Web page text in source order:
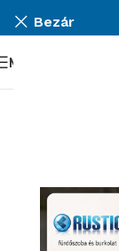
Bezár
Menü